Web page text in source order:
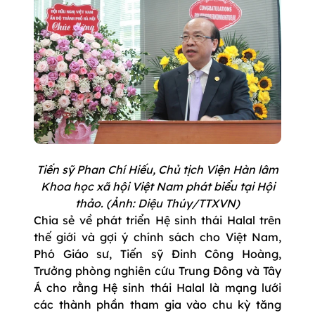
Tiến sỹ Phan Chí Hiếu, Chủ tịch Viện Hàn lâm
Khoa học xã hội Việt Nam phát biểu tại Hội
thảo. (Ảnh: Diệu Thúy/TTXVN)
Chia sẻ về phát triển Hệ sinh thái Halal trên
thế giới và gợi ý chính sách cho Việt Nam,
Phó Giáo sư, Tiến sỹ Đinh Công Hoàng,
Trưởng phòng nghiên cứu Trung Đông và Tây
Á cho rằng Hệ sinh thái Halal là mạng lưới
các thành phần tham gia vào chu kỳ tăng